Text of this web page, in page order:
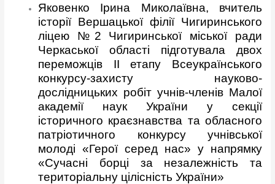
Яковенко Ірина Миколаївна, вчитель
історії Вершацької філії Чигиринського
ліцею №2 Чигиринської міської ради
Черкаської області підготувала двох
переможців ІІ етапу Всеукраїнського
конкурсу-захисту науково-
дослідницьких робіт учнів-членів Малої
академії наук України у секції
історичного краєзнавства та обласного
патріотичного конкурсу учнівської
молоді «Герої серед нас» у напрямку
«Сучасні борці за незалежність та
територіальну цілісність України»